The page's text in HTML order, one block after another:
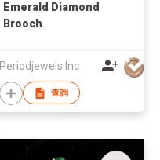
Emerald Diamond
Brooch
Periodjewels Inc
查詢